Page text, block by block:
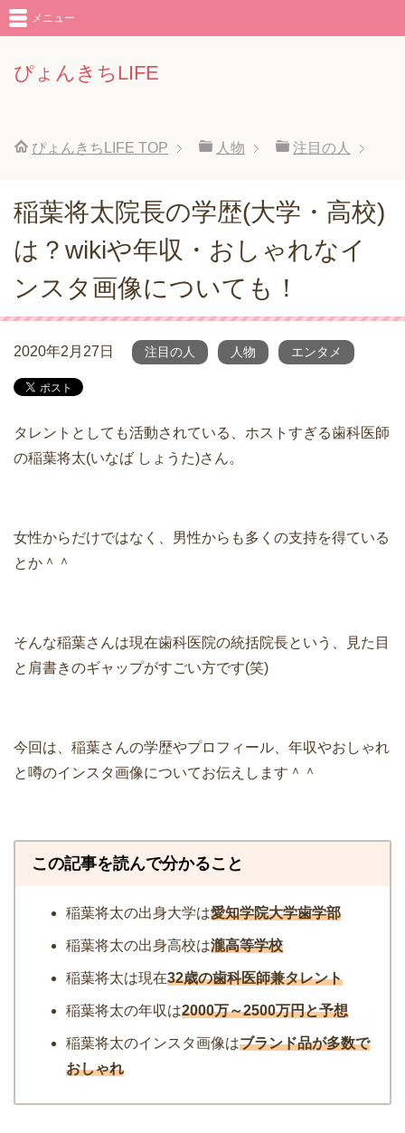
ぴょんきちLIFE
メニュー
ぴょんきちLIFE TOP 人物 注目の人
稲葉将太院長の学歴(大学・高校)
は？wikiや年収・おしゃれなイ
ンスタ画像についても！
2020年2月27日 注目の人 人物 エンタメ
タレントとしても活動されている、ホストすぎる歯科医師
の稲葉将太(いなば しょうた)さん。
女性からだけではなく、男性からも多くの支持を得ている
とか＾＾
そんな稲葉さんは現在歯科医院の統括院長という、見た目
と肩書きのギャップがすごい方です(笑)
今回は、稲葉さんの学歴やプロフィール、年収やおしゃれ
と噂のインスタ画像についてお伝えします＾＾
この記事を読んで分かること
稲葉将太の出身大学は愛知学院大学歯学部
稲葉将太の出身高校は瀧高等学校
稲葉将太は現在32歳の歯科医師兼タレント
稲葉将太の年収は2000万～2500万円と予想
稲葉将太のインスタ画像はブランド品が多数で
おしゃれ